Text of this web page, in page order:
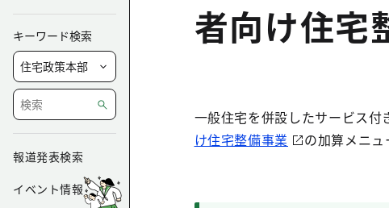
キーワード検索
報道発表検索
イベント情報
者向け住宅
一般住宅を併設したサービス付
け住宅整備事業
の加算メニュ